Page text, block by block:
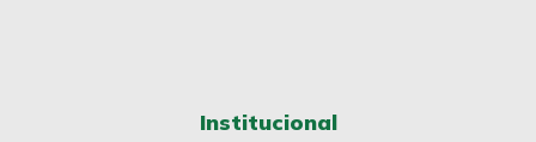
Institucional